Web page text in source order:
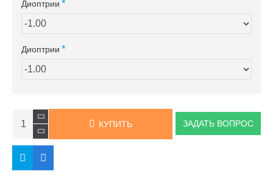
Диоптрии
Диоптрии
КУПИТЬ ЗАДАТЬ ВОПРОС